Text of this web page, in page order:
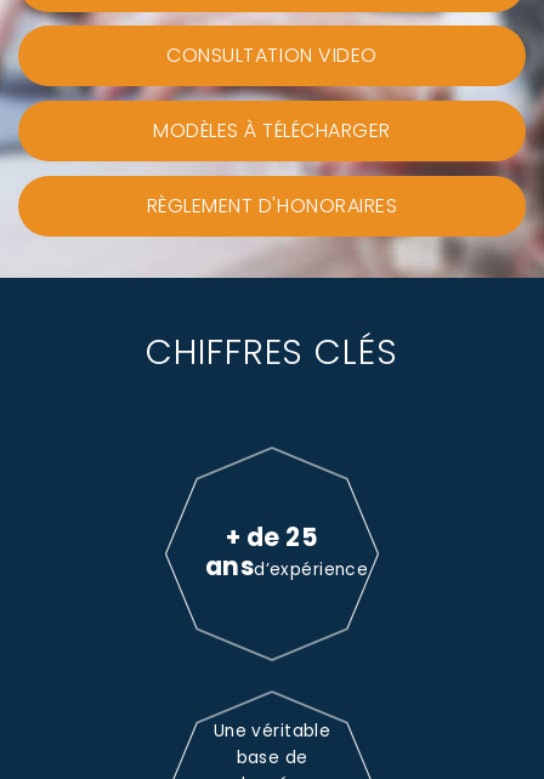
CONSULTATION VIDEO
MODÈLES À TÉLÉCHARGER
RÈGLEMENT D'HONORAIRES
CHIFFRES CLÉS
+ de 25
ansd’expérience
Une véritable
base de